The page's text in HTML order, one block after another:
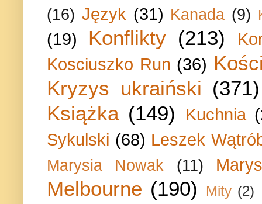
(16) Język (31) Kanada (9)
(19) Konflikty (213)
Kosciuszko Run (36)
Kryzys ukraiński (371)
Książka (149) Kuchnia
Sykulski (68) Leszek
Marysia Nowak (11)
Melbourne (190) Mity (2)